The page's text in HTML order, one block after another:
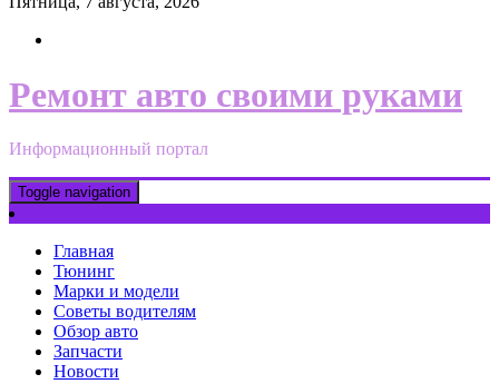
Ремонт авто своими руками
Информационный портал
Toggle navigation
Главная
Тюнинг
Марки и модели
Советы водителям
Обзор авто
Запчасти
Новости